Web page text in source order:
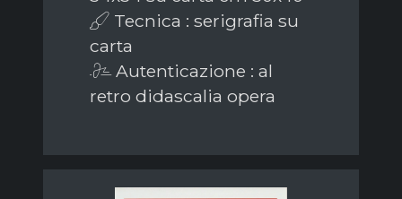
Tecnica : serigrafia su
carta
Autenticazione : al
retro didascalia opera